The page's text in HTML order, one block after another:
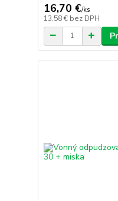
16,70 €/ks
13,58 € bez DPH